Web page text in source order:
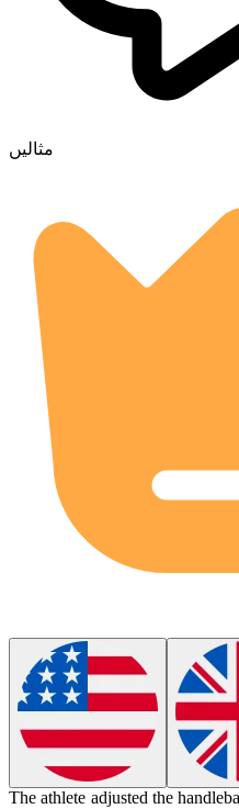
مثالیں
The athlete adjusted the